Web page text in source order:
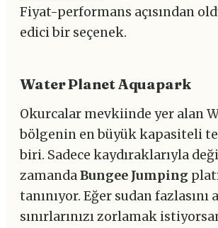
Fiyat-performans açısından
edici bir seçenek.
Water Planet Aquapark
Okurcalar mevkiinde yer alan
bölgenin en büyük kapasiteli
biri. Sadece kaydıraklarıyla
zamandaBungee Jumping
tanınıyor. Eğer sudan fazlasını
sınırlarınızı zorlamak